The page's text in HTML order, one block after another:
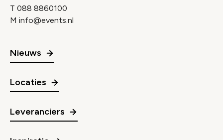
T 088 8860100
M info@events.nl
Nieuws
Locaties
Leveranciers